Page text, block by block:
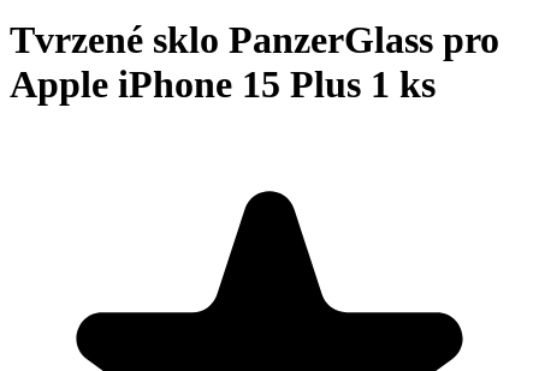
Tvrzené sklo PanzerGlass pro
Apple iPhone 15 Plus 1 ks